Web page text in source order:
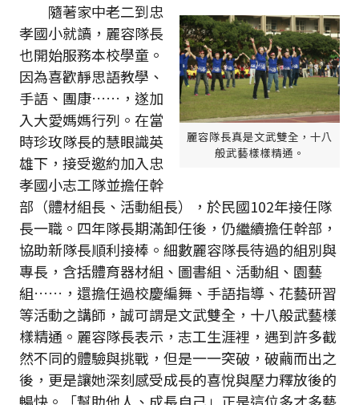
麗容隊長真是文武雙全，十八
般武藝樣樣精通。
隨著家中老二到忠
孝國小就讀，麗容隊長
也開始服務本校學童。
因為喜歡靜思語教學、
手語、團康……，遂加
入大愛媽媽行列。在當
時珍玫隊長的慧眼識英
雄下，接受邀約加入忠
孝國小志工隊並擔任幹
部（體材組長、活動組長），於民國102年接任隊
長一職。四年隊長期滿卸任後，仍繼續擔任幹部，
協助新隊長順利接棒。細數麗容隊長待過的組別與
專長，含括體育器材組、圖書組、活動組、園藝
組……，還擔任過校慶編舞、手語指導、花藝研習
等活動之講師，誠可謂是文武雙全，十八般武藝樣
樣精通。麗容隊長表示，志工生涯裡，遇到許多截
然不同的體驗與挑戰，但是一一突破，破繭而出之
後，更是讓她深刻感受成長的喜悅與壓力釋放後的